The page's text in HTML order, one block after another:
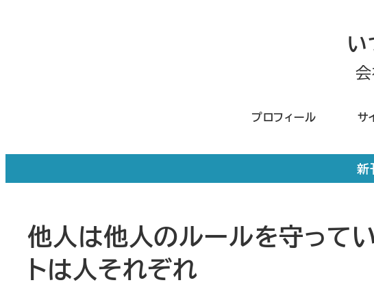
い
プロフィール サ
新
他人は他人のルールを守って
トは人それぞれ